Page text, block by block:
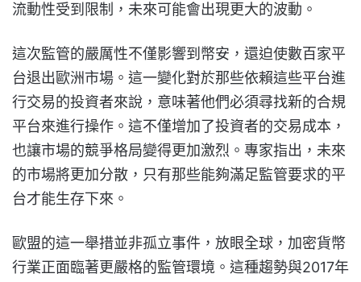
流動性受到限制，未來可能會出現更大的波動。
這次監管的嚴厲性不僅影響到幣安，還迫使數百家平
台退出歐洲市場。這一變化對於那些依賴這些平台進
行交易的投資者來說，意味著他們必須尋找新的合規
平台來進行操作。這不僅增加了投資者的交易成本，
也讓市場的競爭格局變得更加激烈。專家指出，未來
的市場將更加分散，只有那些能夠滿足監管要求的平
台才能生存下來。
歐盟的這一舉措並非孤立事件，放眼全球，加密貨幣
行業正面臨著更嚴格的監管環境。這種趨勢與2017年